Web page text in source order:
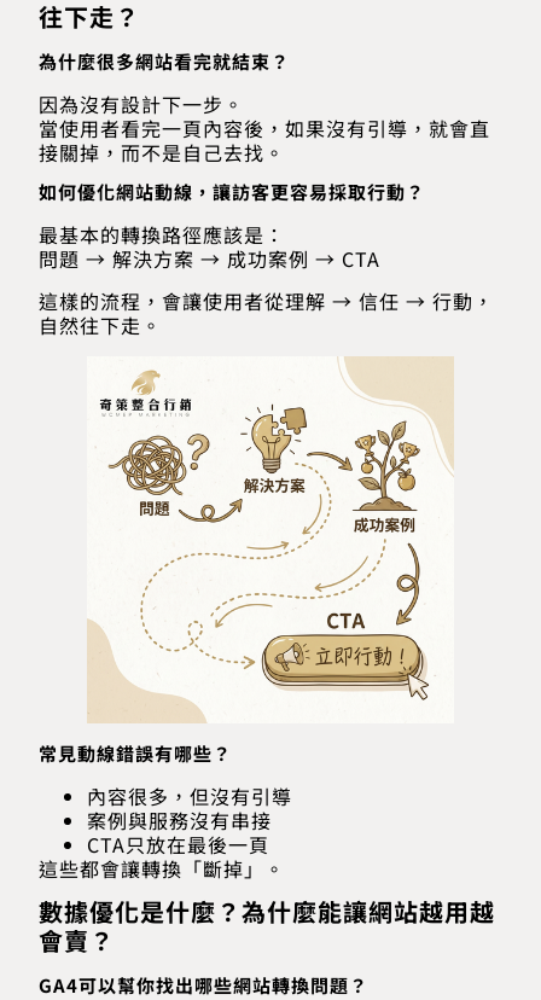
往下走？
為什麼很多網站看完就結束？
因為沒有設計下一步。
當使用者看完一頁內容後，如果沒有引導，就會直
接關掉，而不是自己去找。
如何優化網站動線，讓訪客更容易採取行動？
最基本的轉換路徑應該是：
問題 → 解決方案 → 成功案例 → CTA
這樣的流程，會讓使用者從理解 → 信任 → 行動，
自然往下走。
常見動線錯誤有哪些？
內容很多，但沒有引導
案例與服務沒有串接
CTA只放在最後一頁
這些都會讓轉換「斷掉」。
數據優化是什麼？為什麼能讓網站越用越
會賣？
GA4可以幫你找出哪些網站轉換問題？